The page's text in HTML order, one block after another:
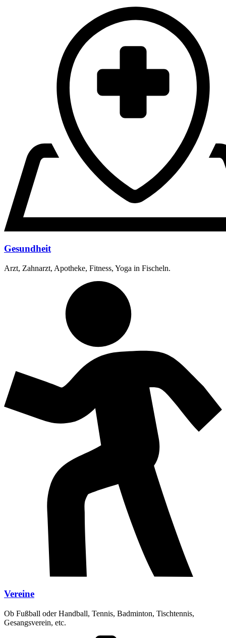
Gesundheit
Arzt, Zahnarzt, Apotheke, Fitness, Yoga in Fischeln.
Vereine
Ob Fußball oder Handball, Tennis, Badminton, Tischtennis,
Gesangsverein, etc.